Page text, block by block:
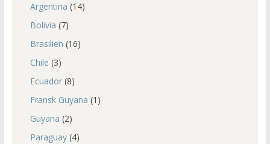
Argentina (14)
Bolivia (7)
Brasilien (16)
Chile (3)
Ecuador(8)
Fransk Guyana (1)
Guyana (2)
Paraguay(4)